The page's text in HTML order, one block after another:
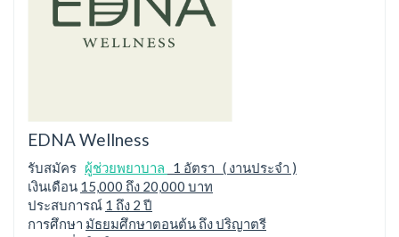
EDNA Wellness
รับสมัคร ผู้ช่วยพยาบาล
1 อัตรา ( งานประจำ )
เงินเดือน 15,000 ถึง 20,000 บาท
ประสบการณ์ 1 ถึง 2 ปี
การศึกษา มัธยมศึกษาตอนต้น ถึง ปริญาตรี